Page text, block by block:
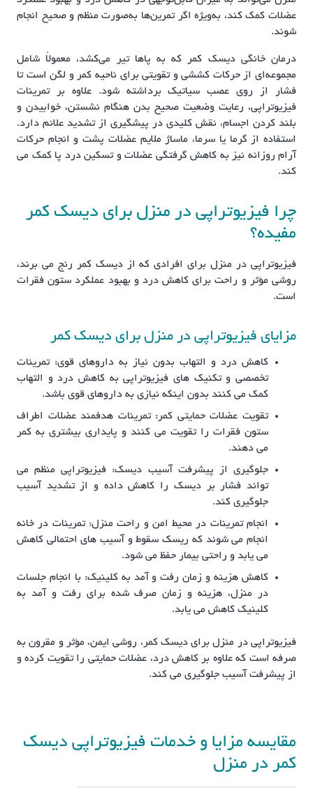
عضلات کمک کند، به‌ویژه اگر تمرین‌ها به‌صورت منظم و صحیح انجام
شوند.
درمان خانگی دیسک کمر که به پاها تیر می‌کشد، معمولاً شامل
مجموعه‌ای از حرکات کششی و تقویتی برای ناحیه کمر و لگن است تا
فشار از روی عصب سیاتیک برداشته شود. علاوه بر تمرینات
فیزیوتراپی، رعایت وضعیت صحیح بدن هنگام نشستن، خوابیدن و
بلند کردن اجسام، نقش کلیدی در پیشگیری از تشدید علائم دارد.
استفاده از گرما یا سرما، ماساژ ملایم عضلات پشت و انجام حرکات
آرام روزانه نیز به کاهش گرفتگی عضلات و تسکین درد پا کمک می‌
کند.
چرا فیزیوتراپی در منزل برای دیسک کمر
مفیده؟
فیزیوتراپی در منزل برای افرادی که از دیسک کمر رنج می برند،
روشی مؤثر و راحت برای کاهش درد و بهبود عملکرد ستون فقرات
است.
مزایای فیزیوتراپی در منزل برای دیسک کمر
کاهش درد و التهاب بدون نیاز به داروهای قوی: تمرینات
تخصصی و تکنیک های فیزیوتراپی به کاهش درد و التهاب
کمک می کنند بدون اینکه نیازی به داروهای قوی باشد.
تقویت عضلات حمایتی کمر: تمرینات هدفمند عضلات اطراف
ستون فقرات را تقویت می کنند و پایداری بیشتری به کمر
می دهند.
جلوگیری از پیشرفت آسیب دیسک: فیزیوتراپی منظم می
تواند فشار بر دیسک را کاهش داده و از تشدید آسیب
جلوگیری کند.
انجام تمرینات در محیط امن و راحت منزل: تمرینات در خانه
انجام می شوند که ریسک سقوط و آسیب های احتمالی کاهش
می یابد و راحتی بیمار حفظ می شود.
کاهش هزینه و زمان رفت و آمد به کلینیک: با انجام جلسات
در منزل، هزینه و زمان صرف شده برای رفت و آمد به
کلینیک کاهش می یابد.
فیزیوتراپی در منزل برای دیسک کمر، روشی ایمن، مؤثر و مقرون به
صرفه است که علاوه بر کاهش درد، عضلات حمایتی را تقویت کرده و
از پیشرفت آسیب جلوگیری می کند.
مقایسه مزایا و خدمات فیزیوتراپی دیسک
کمر در منزل